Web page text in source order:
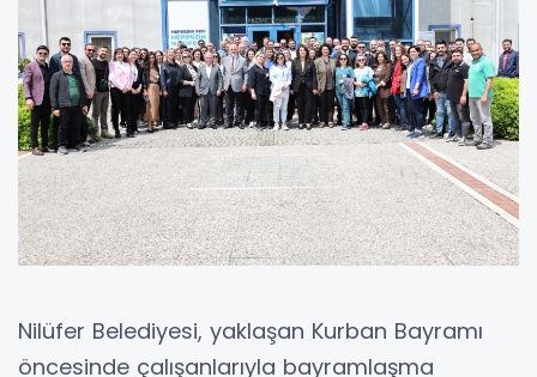
Nilüfer Belediyesi, yaklaşan Kurban Bayramı
öncesinde çalışanlarıyla bayramlaşma